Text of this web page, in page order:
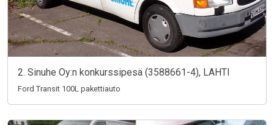
2. Sinuhe Oy:n konkurssipesä (3588661-4), LAHTI
Ford Transit 100L pakettiauto